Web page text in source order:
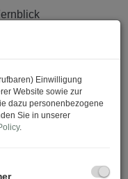
Einwilligung
Website sowie zur
dazu personenbezogene
Sie in unserer
.